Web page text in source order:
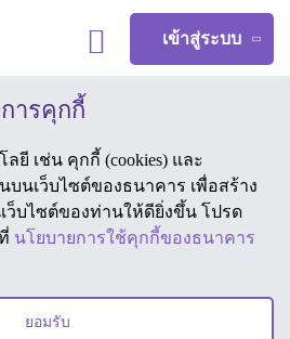
เข้าสู่ระบบ
ารคุกกี้
ยี เช่น คุกกี้ (cookies) และ
นเว็บไซต์ของธนาคาร เพื่อสร้าง
ว็บไซต์ของท่านให้ดียิ่งขึ้น โปรด
นโยบายการใช้คุกกี้ของธนาคาร
ยอมรับ